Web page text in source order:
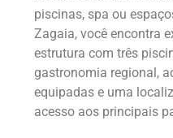
piscinas, spa ou
Zagaia, você encontra
estrutura com três
gastronomia regional,
equipadas e uma
acesso aos principais